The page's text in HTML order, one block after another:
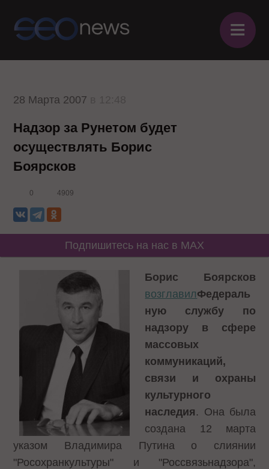
≡
28 Марта 2007
Надзор за Рунетом будет
осуществлять Борис
Боярсков
0 4909
Подпишитесь на нас в MAX
Борис Боярсков
возглавилФедераль
ную службу по
надзору в сфере
массовых
коммуникаций,
связи и охраны
культурного
наследия . Она была
создана 12 марта
указом Владимира Путина о слиянии
"Росохранкультуры" и "Россвязьнадзора",